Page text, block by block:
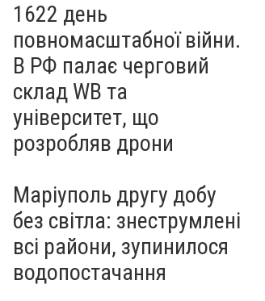
1622 день
повномасштабної війни.
В РФ палає черговий
склад WB та
університет, що
розробляв дрони
Маріуполь другу добу
без світла: знеструмлені
всі райони, зупинилося
водопостачання